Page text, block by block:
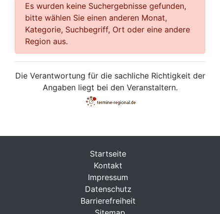
Es wurden keine Suchergebnisse gefunden,
bitte wählen Sie einen anderen Monat,
Kategorie, Suchbegriff, Ort oder eine andere
Region aus.
Die Verantwortung für die sachliche Richtigkeit der
Angaben liegt bei den Veranstaltern.
Startseite
Kontakt
Impressum
Datenschutz
Barrierefreiheit